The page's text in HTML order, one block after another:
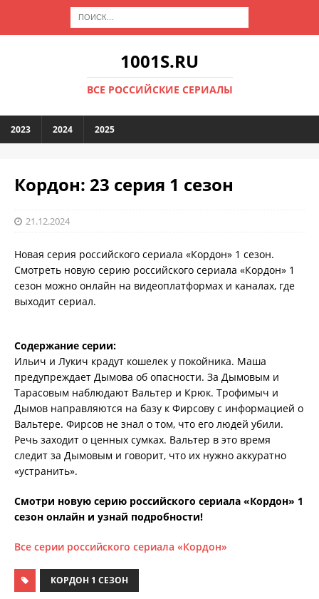
1001S.RU
ВСЕ РОССИЙСКИЕ СЕРИАЛЫ
2023 2024 2025
Кордон: 23 серия 1 сезон
21.12.2024
Новая серия российского сериала «Кордон» 1 сезон.
Смотреть новую серию российского сериала «Кордон» 1
сезон можно онлайн на видеоплатформах и каналах, где
выходит сериал.
Содержание серии:
Ильич и Лукич крадут кошелек у покойника. Маша
предупреждает Дымова об опасности. За Дымовым и
Тарасовым наблюдают Вальтер и Крюк. Трофимыч и
Дымов направляются на базу к Фирсову с информацией о
Вальтере. Фирсов не знал о том, что его людей убили.
Речь заходит о ценных сумках. Вальтер в это время
следит за Дымовым и говорит, что их нужно аккуратно
«устранить».
Смотри новую серию российского сериала «Кордон» 1
сезон онлайн и узнай подробности!
Все серии российского сериала «Кордон»
КОРДОН 1 СЕЗОН